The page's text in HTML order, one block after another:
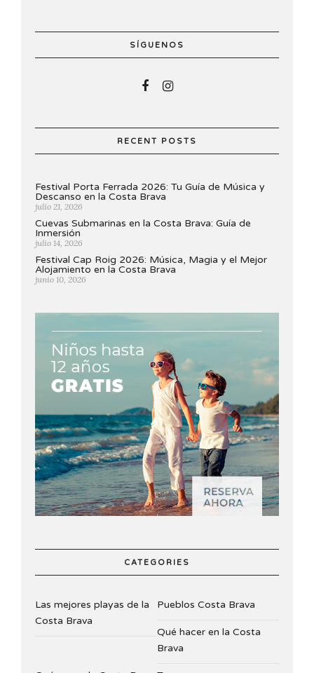
SÍGUENOS
RECENT POSTS
Festival Porta Ferrada 2026: Tu Guía de Música y
Descanso en la Costa Brava
julio 21, 2026
Cuevas Submarinas en la Costa Brava: Guía de
Inmersión
julio 14, 2026
Festival Cap Roig 2026: Música, Magia y el Mejor
Alojamiento en la Costa Brava
junio 10, 2026
CATEGORIES
Las mejores playas de la
Costa Brava
Pueblos Costa Brava
Qué hacer en la Costa
Brava